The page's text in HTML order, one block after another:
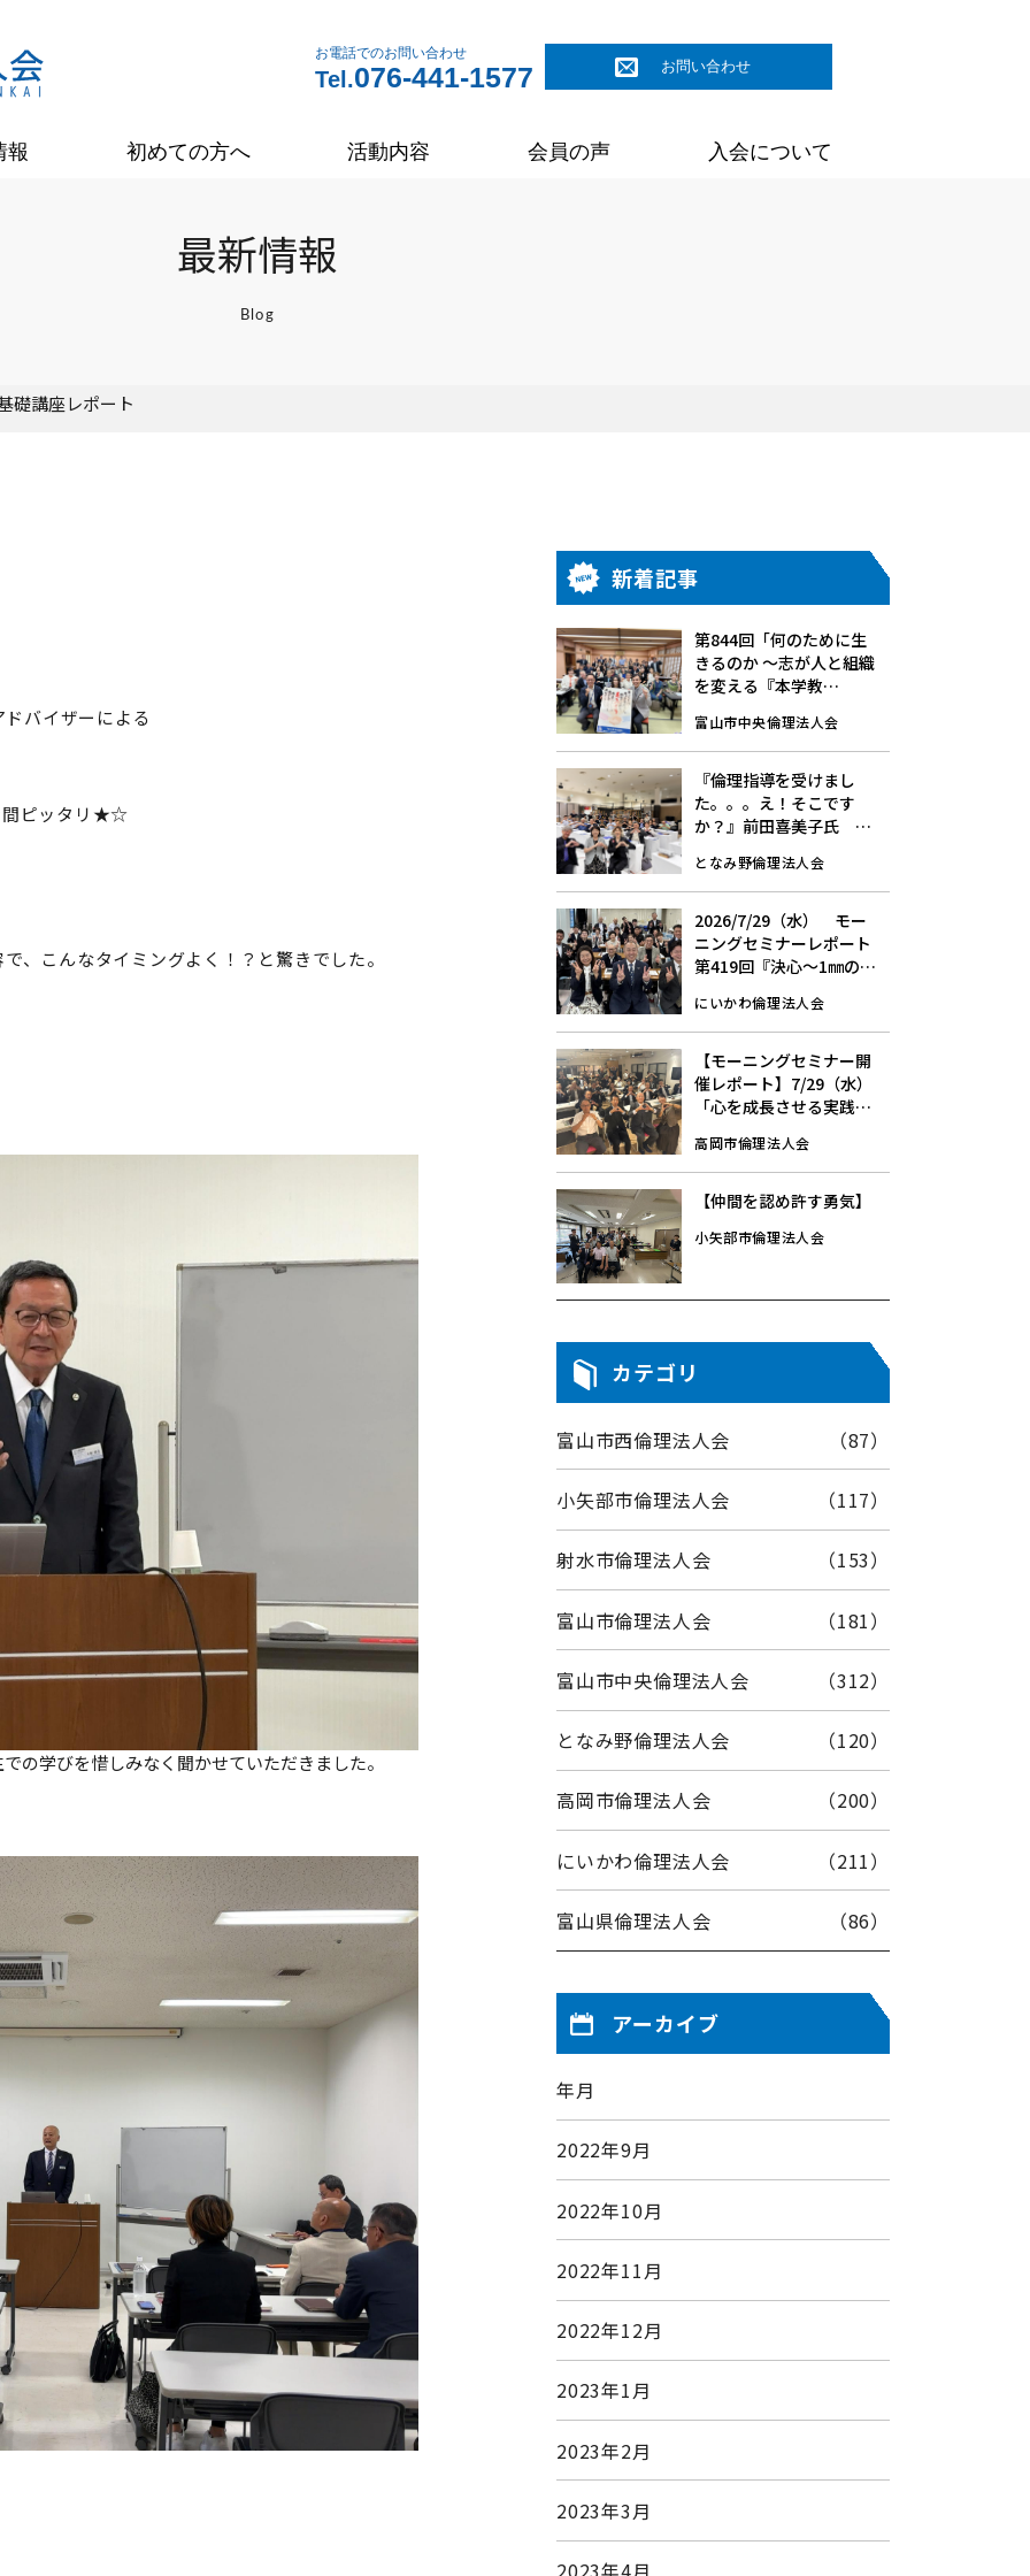
お問い合わせ
お電話でのお問い合わせ
Tel.076-441-1577
報 初めての方へ 活動内容 会員の声 入会について
最新情報
Blog
講座レポート
バイザーによる
間ピッタリ★☆
、こんなタイミングよく！？と驚きでした。
の学びを惜しみなく聞かせていただきました。
新着記事
第844回「何のために生
きるのか 〜志が人と組織
を変える『本学教
ニングセミナーレポート
富山市中央倫理法人会
『倫理指導を受けまし
た。。。え！そこです
か？』前田喜美子氏
ーニングセミナーレポー
ト
となみ野倫理法人会
2026/7/29（水） モー
ニングセミナーレポート
第419回『決心～1㎜の挑
にいかわ倫理法人会
【モーニングセミナー開
催レポート】7/29（水）
「心を成長させる実践」
高岡市倫理法人会
【仲間を認め許す勇気】
小矢部市倫理法人会
カテゴリ
富山市西倫理法人会 （87）
小矢部市倫理法人会 （117）
射水市倫理法人会 （153）
富山市倫理法人会 （181）
富山市中央倫理法人会 （312）
となみ野倫理法人会 （120）
高岡市倫理法人会 （200）
にいかわ倫理法人会 （211）
富山県倫理法人会 （86）
アーカイブ
年月
2022年9月
2022年10月
2022年11月
2022年12月
2023年1月
2023年2月
2023年3月